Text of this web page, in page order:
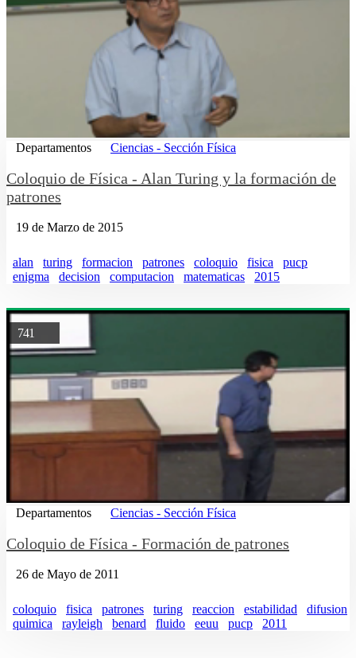
Departamentos Ciencias - Sección Física
Coloquio de Física - Alan Turing y la formación de
patrones
19 de Marzo de 2015
alan turing formacion patrones coloquio fisica
pucp
enigma
decision computacion matematicas 2015
741
Departamentos Ciencias - Sección Física
Coloquio de Física - Formación de patrones
26 de Mayo de 2011
coloquio fisica patrones turing reaccion estabilidad
difusion
quimica
rayleigh benard fluido eeuu pucp 2011